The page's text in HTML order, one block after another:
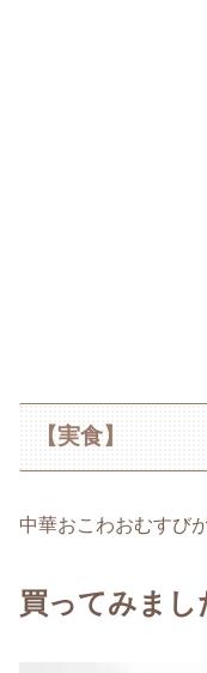
【実食】
中華おこわおむすび
買ってみまし